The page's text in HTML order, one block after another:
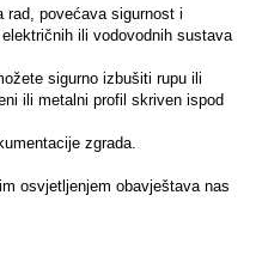
rad, povećava sigurnost i
ili vodovodnih sustava
sigurno izbušiti rupu ili
ili metalni profil skriven ispod
zgrada.
osvjetljenjem obavještava nas